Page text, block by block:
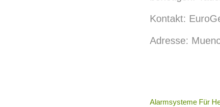
Kontakt:
Adresse:
Alarmsysteme Für